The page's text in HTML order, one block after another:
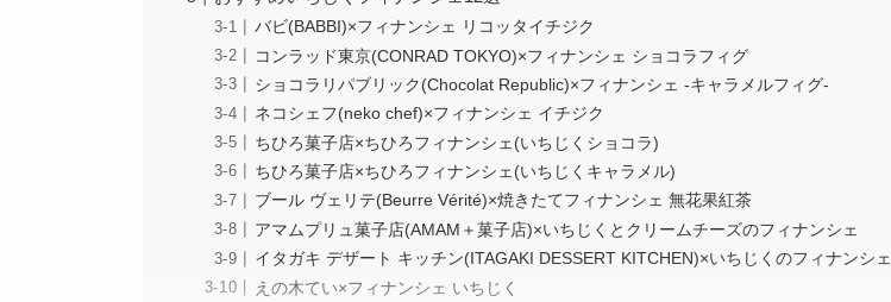
バビ(BABBI)×フィナンシェ リコッタイチジク
コンラッド東京(CONRAD TOKYO)×フィナンシェ ショコラフィグ
ショコラリパブリック(Chocolat Republic)×フィナンシェ -キャラメルフィグ-
ネコシェフ(neko chef)×フィナンシェ イチジク
ちひろ菓子店×ちひろフィナンシェ(いちじくショコラ)
ちひろ菓子店×ちひろフィナンシェ(いちじくキャラメル)
ブール ヴェリテ(Beurre Vérité)×焼きたてフィナンシェ 無花果紅茶
アマムプリュ菓子店(AMAM＋菓子店)×いちじくとクリームチーズのフィナンシェ
イタガキ デザート キッチン(ITAGAKI DESSERT KITCHEN)×いちじくのフィナンシェ
えの木てい×フィナンシェ いちじく